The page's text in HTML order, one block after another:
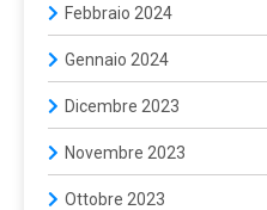
Febbraio 2024
Gennaio 2024
Dicembre 2023
Novembre 2023
Ottobre 2023